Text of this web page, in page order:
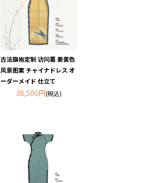
古法旗袍定制 访问着 姜黄色
风景图案 チャイナドレス オ
ーダーメイド 仕立て
38,500円(税込)